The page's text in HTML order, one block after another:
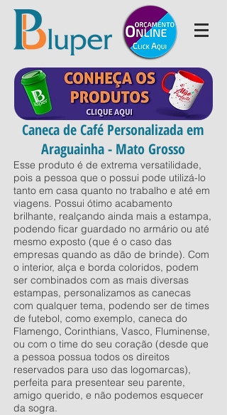
Caneca de Café Personalizada em
Araguainha - Mato Grosso
Esse produto é de extrema versatilidade,
pois a pessoa que o possui pode utilizá-lo
tanto em casa quanto no trabalho e até em
viagens. Possui ótimo acabamento
brilhante, realçando ainda mais a estampa,
podendo ficar guardado no armário ou até
mesmo exposto (que é o caso das
empresas quando as dão de brinde). Com
o interior, alça e borda coloridos, podem
ser combinados com as mais diversas
estampas, personalizamos as canecas
com qualquer tema, podendo ser de times
de futebol, como exemplo, caneca do
Flamengo, Corinthians, Vasco, Fluminense,
ou com o time do seu coração (desde que
a pessoa possua todos os direitos
reservados para uso das logomarcas),
perfeita para presentear seu parente,
amigo querido, e não podemos esquecer
da sogra.